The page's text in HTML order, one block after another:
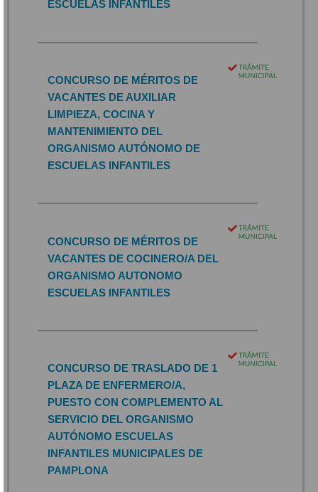
ESCUELAS INFANTILES
CONCURSO DE MÉRITOS DE
VACANTES DE AUXILIAR
LIMPIEZA, COCINA Y
MANTENIMIENTO DEL
ORGANISMO AUTÓNOMO DE
ESCUELAS INFANTILES
CONCURSO DE MÉRITOS DE
VACANTES DE COCINERO/A DEL
ORGANISMO AUTONOMO
ESCUELAS INFANTILES
CONCURSO DE TRASLADO DE 1
PLAZA DE ENFERMERO/A,
PUESTO CON COMPLEMENTO AL
SERVICIO DEL ORGANISMO
AUTÓNOMO ESCUELAS
INFANTILES MUNICIPALES DE
PAMPLONA